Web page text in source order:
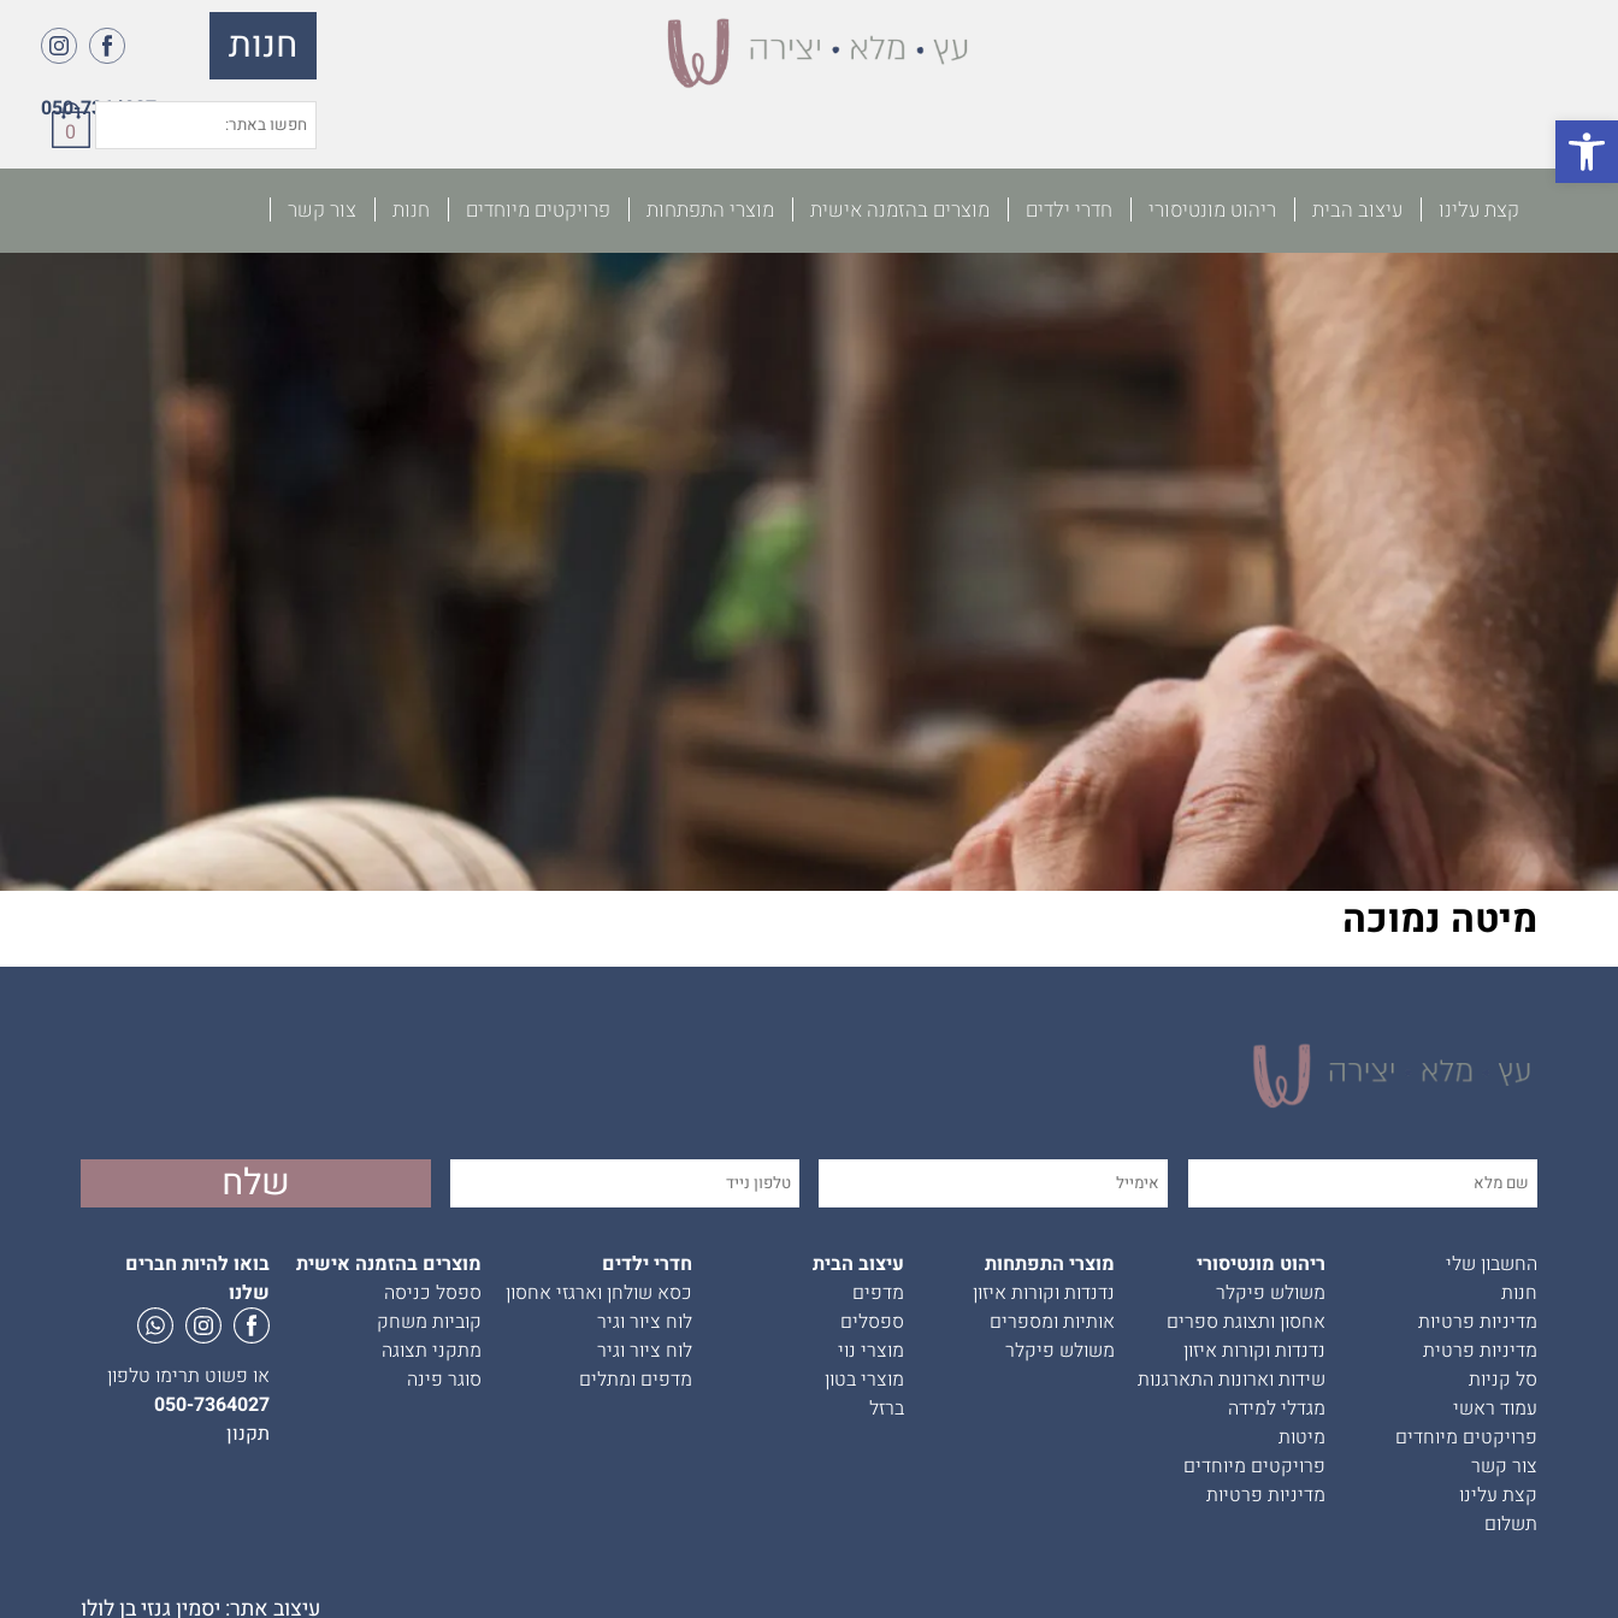
פתח סרגל נגישות
חנות
050-7364027
0
קצת עלינו עיצוב הבית ריהוט מונטיסורי חדרי ילדים מוצרים בהזמנה אישית מוצרי התפתחות פרויקטים מיוחדים חנות צור קשר
מיטה נמוכה
החשבון שלי
חנות
מדיניות פרטיות
מדיניות פרטית
סל קניות
עמוד ראשי
פרויקטים מיוחדים
צור קשר
קצת עלינו
תשלום
ריהוט מונטיסורי
משולש פיקלר
אחסון ותצוגת ספרים
נדנדות וקורות איזון
שידות וארונות התארגנות
מגדלי למידה
מיטות
פרויקטים מיוחדים
מדיניות פרטיות
מוצרי התפתחות
נדנדות וקורות איזון
אותיות ומספרים
משולש פיקלר
עיצוב הבית
מדפים
ספסלים
מוצרי נוי
מוצרי בטון
ברזל
חדרי ילדים
כסא שולחן וארגזי אחסון
לוח ציור וגיר
לוח ציור וגיר
מדפים ומתלים
מוצרים בהזמנה אישית
ספסל כניסה
קוביות משחק
מתקני תצוגה
סוגר פינה
בואו להיות חברים
שלנו
או פשוט תרימו טלפון
050-7364027
תקנון
עיצוב אתר: יסמין גנזי בן לולו